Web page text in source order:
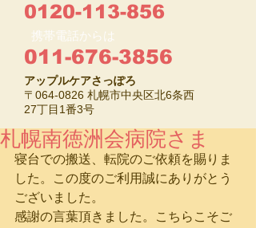
0120-113-856
携帯電話からは
011-676-3856
アップルケアさっぽろ
〒064-0826 札幌市中央区北6条西
27丁目1番3号
札幌南徳洲会病院さま
寝台での搬送、転院のご依頼を賜りま
した。この度のご利用誠にありがとう
ございました。
感謝の言葉頂きました。こちらこそご